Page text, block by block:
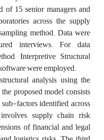
of 15 senior managers and
across the supply
method. Data were
interviews. For data
Interpretive Structural
were employed.
analysis using the
proposed model consists
factors identified across
supply chain risk
of financial and legal